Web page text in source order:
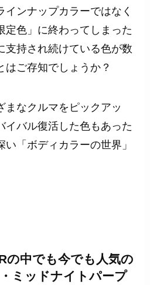
インナップカラーではなく
定色」に終わってしまった
支持され続けている色が数
はご存知でしょうか？
まなクルマをピックアッ
イバル復活した色もあった
い「ボディカラーの世界」
の中でも今でも人気の
ミッドナイトパープ